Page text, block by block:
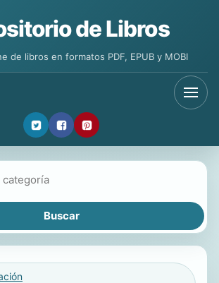
de Libros
de libros en formatos PDF, EPUB y MOBI